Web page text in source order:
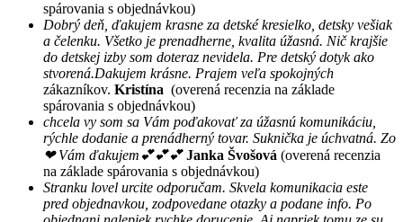
spárovania s objednávkou)
Dobrý deň, ďakujem krasne za detské kresielko, detsky vešiak
a čelenku. Všetko je prenadherne, kvalita úžasná. Nič krajšie
do detskej izby som doteraz nevidela. Pre detský dotyk ako
stvorená.Dakujem krásne. Prajem veľa spokojných
zákazníkov. Kristína (overená recenzia na základe
spárovania s objednávkou)
chcela vy som sa Vám poďakovať za úžasnú komunikáciu,
rýchle dodanie a prenádherný tovar. Suknička je úchvatná. Zo
❤ Vám ďakujem💕💕💕 Janka Švošová (overená recenzia
na základe spárovania s objednávkou)
Stranku lovel urcite odporučam. Skvela komunikacia este
pred objednavkou, zodpovedane otazky a podane info. Po